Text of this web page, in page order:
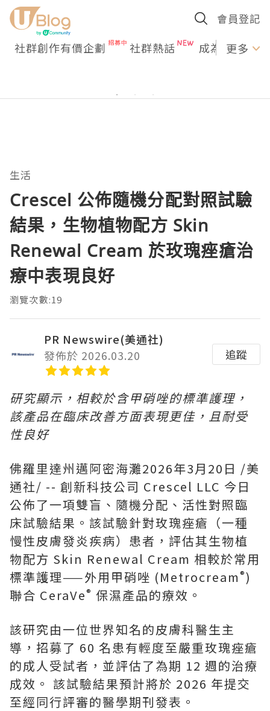
會員登記
社群創作有價企劃 社群熱話 成為U更多
生活
Crescel 公佈隨機分配對照試驗
結果，生物植物配方 Skin
Renewal Cream 於玫瑰痤瘡治
療中表現良好
瀏覽次數:19
PR Newswire(美通社)
發佈於 2026.03.20
追蹤
研究顯示，相較於含甲硝唑的標準護理，
該產品在臨床改善方面表現更佳，且耐受
性良好
佛羅里達州邁阿密海灘2026年3月20日 /美
通社/ -- 創新科技公司 Crescel LLC 今日
公佈了一項雙盲、隨機分配、活性對照臨
床試驗結果。該試驗針對玫瑰痤瘡（一種
慢性皮膚發炎疾病）患者，評估其生物植
物配方 Skin Renewal Cream 相較於常用
標準護理——外用甲硝唑 (Metrocream®)
聯合 CeraVe® 保濕產品的療效。
該研究由一位世界知名的皮膚科醫生主
導，招募了 60 名患有輕度至嚴重玫瑰痤瘡
的成人受試者，並評估了為期 12 週的治療
成效。 該試驗結果預計將於 2026 年提交
至經同行評審的醫學期刊發表。